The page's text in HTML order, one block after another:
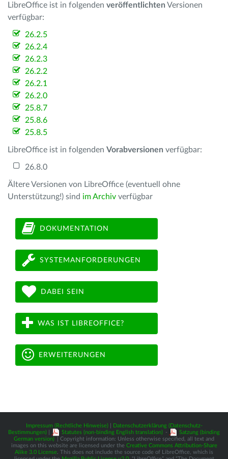
LibreOffice ist in folgenden veröffentlichten Versionen
verfügbar:
26.2.5
26.2.4
26.2.3
26.2.2
26.2.1
26.2.0
25.8.7
25.8.6
25.8.5
LibreOffice ist in folgenden Vorabversionen verfügbar:
26.8.0
Ältere Versionen von LibreOffice (eventuell ohne
Unterstützung!) sind im Archiv verfügbar
DOKUMENTATION
SYSTEMANFORDERUNGEN
DABEI SEIN
WAS IST LIBREOFFICE?
ERWEITERUNGEN
Impressum (Rechtliche Hinweise)|
Datenschutzerklärung (Datenschutz-
Bestimmungen)
Statutes (non-binding English translation) -
Satzung (binding
German version)
| Copyright information: Unless otherwise specified, all text and
images on this website are licensed under the Creative Commons Attribution-Share
Alike 3.0 License . This does not include the source code of LibreOffice, which is